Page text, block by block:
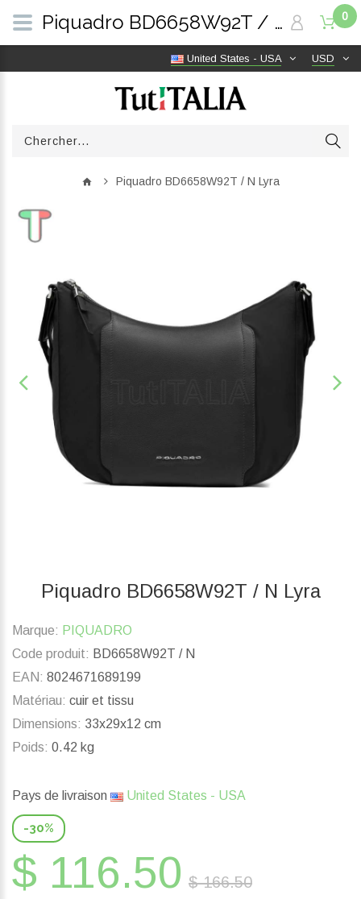
USD
United States - USA
0
Piquadro BD6658W92T / N Lyra
Piquadro BD6658W92T / N Lyra
Marque: PIQUADRO
Code produit: BD6658W92T / N
EAN: 8024671689199
Matériau: cuir et tissu
Dimensions: 33x29x12 cm
Poids: 0.42 kg
Pays de livraison United States - USA
-30%
$ 116.50 $ 166.50
Piquadro BD6658W92T / N Lyra | TutITALIA